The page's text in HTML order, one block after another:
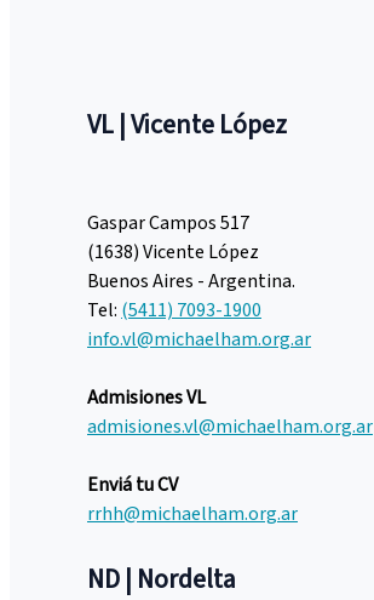
VL | Vicente López
Gaspar Campos 517
(1638) Vicente López
Buenos Aires - Argentina.
Tel: (5411) 7093-1900
info.vl@michaelham.org.ar
Admisiones VL
admisiones.vl@michaelham.org.ar
Enviá tu CV
rrhh@michaelham.org.ar
ND | Nordelta